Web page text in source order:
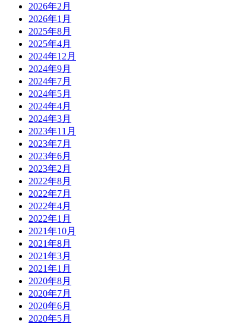
2026年2月
2026年1月
2025年8月
2025年4月
2024年12月
2024年9月
2024年7月
2024年5月
2024年4月
2024年3月
2023年11月
2023年7月
2023年6月
2023年2月
2022年8月
2022年7月
2022年4月
2022年1月
2021年10月
2021年8月
2021年3月
2021年1月
2020年8月
2020年7月
2020年6月
2020年5月